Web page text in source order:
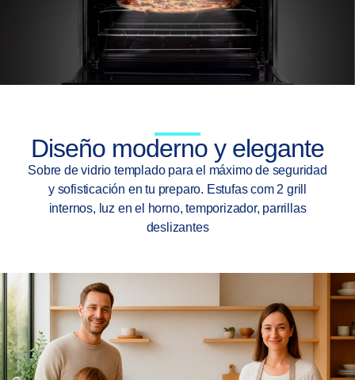
Diseño moderno y elegante
Sobre de vidrio templado para el máximo de seguridad
y sofisticación en tu preparo. Estufas com 2 grill
internos, luz en el horno, temporizador, parrillas
deslizantes